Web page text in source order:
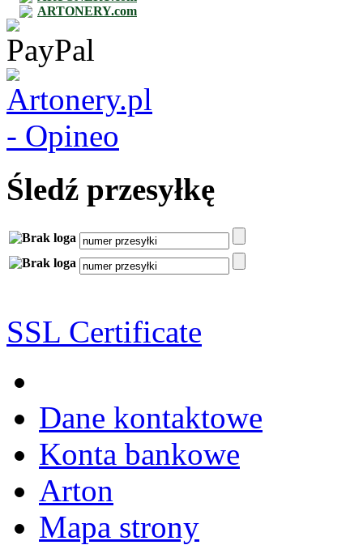
ARTONERY.com
Śledź przesyłkę
SSL Certificate
Dane kontaktowe
Konta bankowe
Arton
Mapa strony